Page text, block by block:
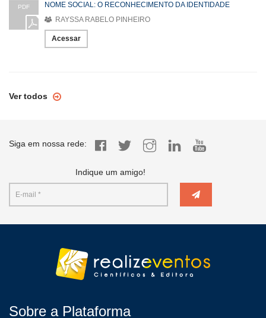
PDF
NOME SOCIAL: O RECONHECIMENTO DA IDENTIDADE
RAYSSA RABELO PINHEIRO
Acessar
Ver todos
Siga em nossa rede:
Indique um amigo!
Sobre a Plataforma